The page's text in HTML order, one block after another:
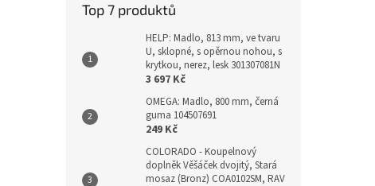
Top 7 produktů
HELP: Madlo, 813 mm, ve tvaru
U, sklopné, s opěrnou nohou, s
krytkou, nerez, lesk 301307081N
3 697 Kč
OMEGA: Madlo, 800 mm, černá
guma 104507691
249 Kč
COLORADO - Koupelnový
doplněk Věšáček dvojitý, Stará
mosaz (Bronz) COA0102SM, RAV